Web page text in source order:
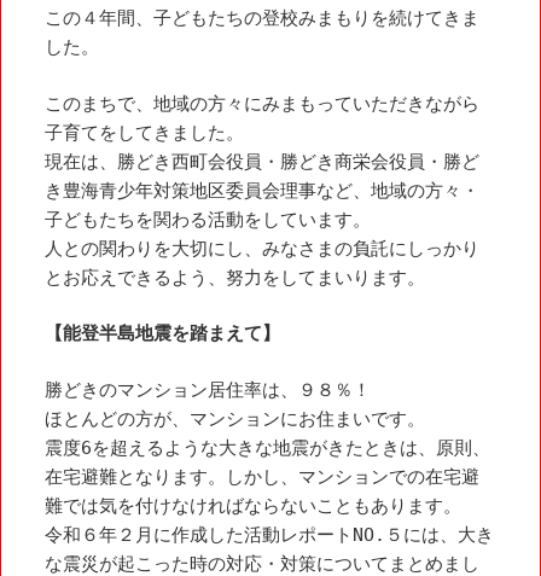
この４年間、子どもたちの登校みまもりを続けてきま
した。
このまちで、地域の方々にみまもっていただきながら
子育てをしてきました。
現在は、勝どき西町会役員・勝どき商栄会役員・勝ど
き豊海青少年対策地区委員会理事など、地域の方々・
子どもたちを関わる活動をしています。
人との関わりを大切にし、みなさまの負託にしっかり
とお応えできるよう、努力をしてまいります。
【能登半島地震を踏まえて】
勝どきのマンション居住率は、９８％！
ほとんどの方が、マンションにお住まいです。
震度6を超えるような大きな地震がきたときは、原則、
在宅避難となります。しかし、マンションでの在宅避
難では気を付けなければならないこともあります。
令和６年２月に作成した活動レポートNO.５には、大き
な震災が起こった時の対応・対策についてまとめまし